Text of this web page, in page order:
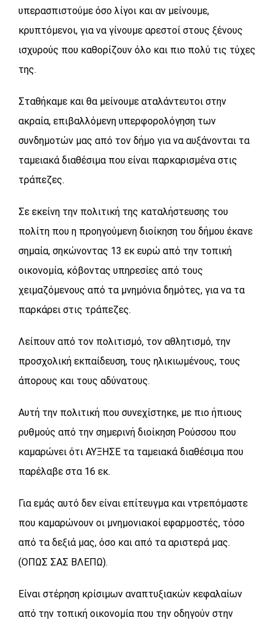
υπερασπιστούμε όσο λίγοι και αν μείνουμε,
κρυπτόμενοι, για να γίνουμε αρεστοί στους ξένους
ισχυρούς που καθορίζουν όλο και πιο πολύ τις τύχες
της.
Σταθήκαμε και θα μείνουμε αταλάντευτοι στην
ακραία, επιβαλλόμενη υπερφορολόγηση των
συνδημοτών μας από τον δήμο για να αυξάνονται τα
ταμειακά διαθέσιμα που είναι παρκαρισμένα στις
τράπεζες.
Σε εκείνη την πολιτική της καταλήστευσης του
πολίτη που η προηγούμενη διοίκηση του δήμου έκανε
σημαία, σηκώνοντας 13 εκ ευρώ από την τοπική
οικονομία, κόβοντας υπηρεσίες από τους
χειμαζόμενους από τα μνημόνια δημότες, για να τα
παρκάρει στις τράπεζες.
Λείπουν από τον πολιτισμό, τον αθλητισμό, την
προσχολική εκπαίδευση, τους ηλικιωμένους, τους
άπορους και τους αδύνατους.
Αυτή την πολιτική που συνεχίστηκε, με πιο ήπιους
ρυθμούς από την σημερινή διοίκηση Ρούσσου που
καμαρώνει ότι ΑΥΞΗΣΕ τα ταμειακά διαθέσιμα που
παρέλαβε στα 16 εκ.
Για εμάς αυτό δεν είναι επίτευγμα και ντρεπόμαστε
που καμαρώνουν οι μνημονιακοί εφαρμοστές, τόσο
από τα δεξιά μας, όσο και από τα αριστερά μας.
(ΟΠΩΣ ΣΑΣ ΒΛΕΠΩ).
Είναι στέρηση κρίσιμων αναπτυξιακών κεφαλαίων
από την τοπική οικονομία που την οδηγούν στην